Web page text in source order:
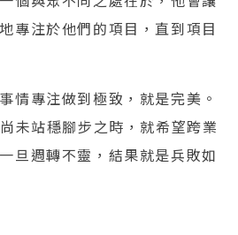
專注於他們的項目，直到項目
情專注做到極致，就是完美。
未站穩腳步之時，就希望跨業
旦週轉不靈，結果就是兵敗如